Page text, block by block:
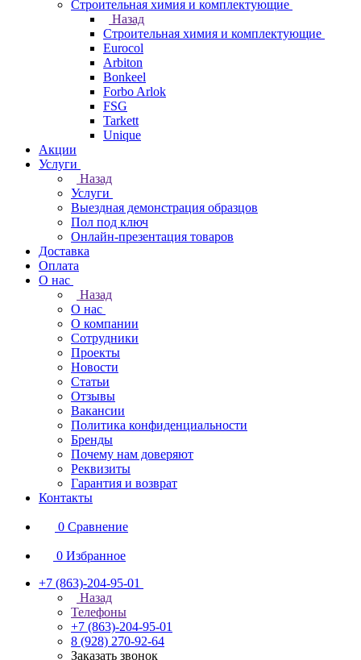
Строительная химия и комплектующие
Назад
Строительная химия и комплектующие
Eurocol
Arbiton
Bonkeel
Forbo Arlok
FSG
Tarkett
Unique
Акции
Услуги
Назад
Услуги
Выездная демонстрация образцов
Пол под ключ
Онлайн-презентация товаров
Доставка
Оплата
О нас
Назад
О нас
О компании
Сотрудники
Проекты
Новости
Статьи
Отзывы
Вакансии
Политика конфиденциальности
Бренды
Почему нам доверяют
Реквизиты
Гарантия и возврат
Контакты
0 Сравнение
0 Избранное
+7 (863)-204-95-01
Назад
Телефоны
+7 (863)-204-95-01
8 (928) 270-92-64
Заказать звонок